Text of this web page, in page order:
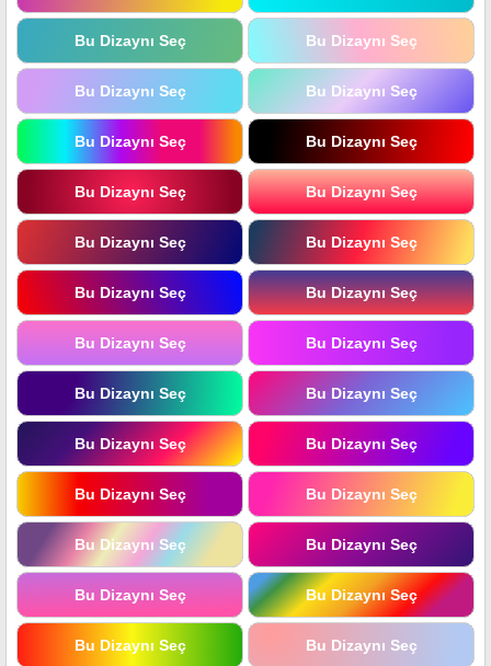
Bu Dizaynı Seç Bu Dizaynı Seç
Bu Dizaynı Seç Bu Dizaynı Seç
Bu Dizaynı Seç Bu Dizaynı Seç
Bu Dizaynı Seç Bu Dizaynı Seç
Bu Dizaynı Seç Bu Dizaynı Seç
Bu Dizaynı Seç Bu Dizaynı Seç
Bu Dizaynı Seç Bu Dizaynı Seç
Bu Dizaynı Seç Bu Dizaynı Seç
Bu Dizaynı Seç Bu Dizaynı Seç
Bu Dizaynı Seç Bu Dizaynı Seç
Bu Dizaynı Seç Bu Dizaynı Seç
Bu Dizaynı Seç Bu Dizaynı Seç
Bu Dizaynı Seç Bu Dizaynı Seç